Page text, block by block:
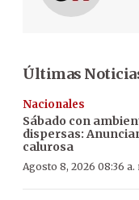
Últimas
Nacionales
Sábado con
dispersas:
calurosa
Agosto 8, 2026 08:36 a.